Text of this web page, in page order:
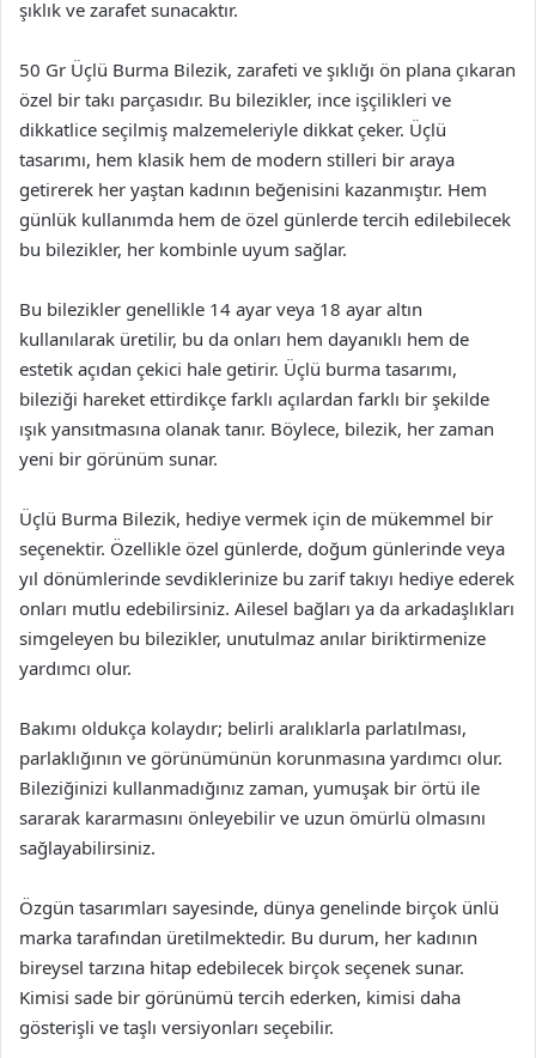
şıklık ve zarafet sunacaktır.
50 Gr Üçlü Burma Bilezik, zarafeti ve şıklığı ön plana çıkaran
özel bir takı parçasıdır. Bu bilezikler, ince işçilikleri ve
dikkatlice seçilmiş malzemeleriyle dikkat çeker. Üçlü
tasarımı, hem klasik hem de modern stilleri bir araya
getirerek her yaştan kadının beğenisini kazanmıştır. Hem
günlük kullanımda hem de özel günlerde tercih edilebilecek
bu bilezikler, her kombinle uyum sağlar.
Bu bilezikler genellikle 14 ayar veya 18 ayar altın
kullanılarak üretilir, bu da onları hem dayanıklı hem de
estetik açıdan çekici hale getirir. Üçlü burma tasarımı,
bileziği hareket ettirdikçe farklı açılardan farklı bir şekilde
ışık yansıtmasına olanak tanır. Böylece, bilezik, her zaman
yeni bir görünüm sunar.
Üçlü Burma Bilezik, hediye vermek için de mükemmel bir
seçenektir. Özellikle özel günlerde, doğum günlerinde veya
yıl dönümlerinde sevdiklerinize bu zarif takıyı hediye ederek
onları mutlu edebilirsiniz. Ailesel bağları ya da arkadaşlıkları
simgeleyen bu bilezikler, unutulmaz anılar biriktirmenize
yardımcı olur.
Bakımı oldukça kolaydır; belirli aralıklarla parlatılması,
parlaklığının ve görünümünün korunmasına yardımcı olur.
Bileziğinizi kullanmadığınız zaman, yumuşak bir örtü ile
sararak kararmasını önleyebilir ve uzun ömürlü olmasını
sağlayabilirsiniz.
Özgün tasarımları sayesinde, dünya genelinde birçok ünlü
marka tarafından üretilmektedir. Bu durum, her kadının
bireysel tarzına hitap edebilecek birçok seçenek sunar.
Kimisi sade bir görünümü tercih ederken, kimisi daha
gösterişli ve taşlı versiyonları seçebilir.